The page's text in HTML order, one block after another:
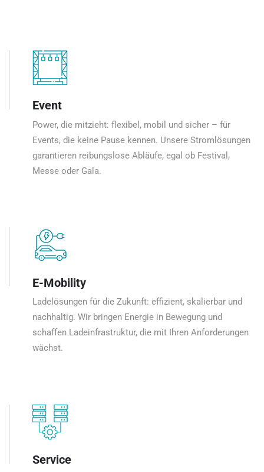
Event
Power, die mitzieht: flexibel, mobil und sicher – für
Events, die keine Pause kennen. Unsere Stromlösungen
garantieren reibungslose Abläufe, egal ob Festival,
Messe oder Gala.
E-Mobility
Ladelösungen für die Zukunft: effizient, skalierbar und
nachhaltig. Wir bringen Energie in Bewegung und
schaffen Ladeinfrastruktur, die mit Ihren Anforderungen
wächst.
Service